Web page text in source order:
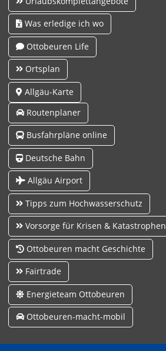
Was erledige ich wo
Ottobeuren Life
Ortsplan
Allgäu-Karte
Routenplaner
Busfahrpläne online
Deutsche Bahn
Allgäu Airport
Tipps zum Hochwasserschutz
Vorsorge für Krisen & Katastrophen
Ottobeuren macht Geschichte
Fairtrade
Energieteam Ottobeuren
Ottobeuren-macht-mobil